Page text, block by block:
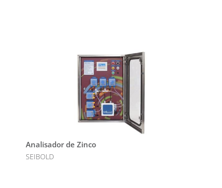
Analisador de Zinco
SEIBOLD